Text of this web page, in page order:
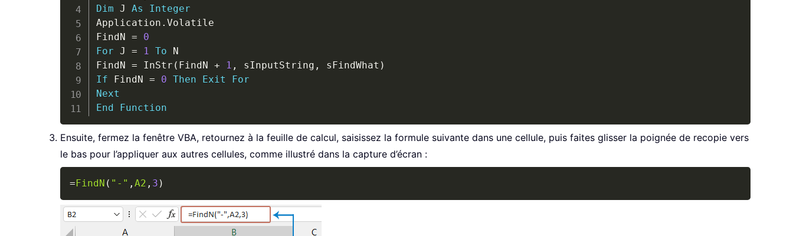
Dim J As
Integer
Application . Volatile
FindN =
0
For J = 1 To N
FindN = InStr ( FindN + 1 , sInputString , sFindWhat )
If FindN = 0 Then Exit
For
Next
End
Function
Ensuite, fermez la fenêtre VBA, retournez à la feuille de calcul, saisissez la formule suivante dans une cellule, puis faites glisser la poignée de recopie vers
le bas pour l’appliquer aux autres cellules, comme illustré dans la capture d’écran :
= FindN ( "-" , A2 , 3 )